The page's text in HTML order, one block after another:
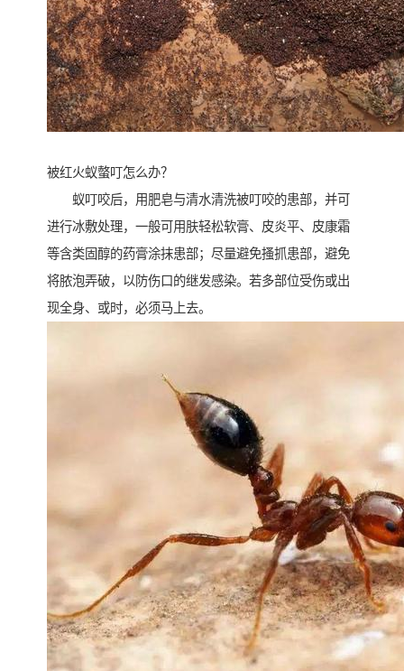
被红火蚁螫叮怎么办？
蚁叮咬后，用肥皂与清水清洗被叮咬的患部，并可
进行冰敷处理，一般可用肤轻松软膏、皮炎平、皮康霜
等含类固醇的药膏涂抹患部；尽量避免搔抓患部，避免
将脓泡弄破，以防伤口的继发感染。若多部位受伤或出
现全身、或时，必须马上去。